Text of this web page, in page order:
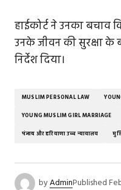
हाईकोर्ट ने उनका बचाव
उनके जीवन की सुरक्षा के
निर्देश दिया।
MUSLIM PERSONAL LAW
YOUNG MUSLIM GIRL MARRIAGE
पंजाब और हरियाणा उच्च न्यायालय
byAdminPublished